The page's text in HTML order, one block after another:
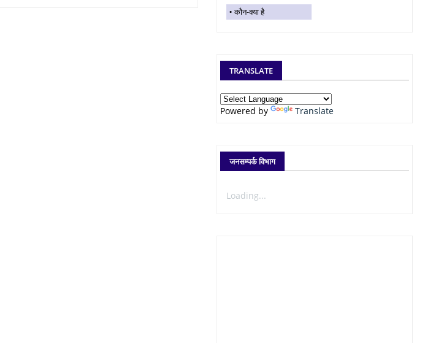
कौन-क्या है
TRANSLATE
Powered by Translate
जनसम्पर्क विभाग
Loading...